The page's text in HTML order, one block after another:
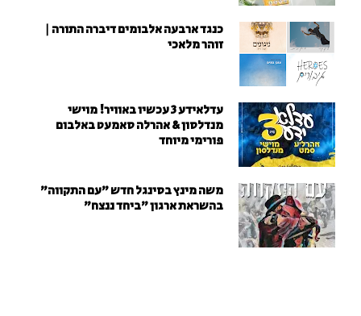
כנגד ארבעה אלבומים דיברה התורה |
זוהר מלאכי
עדלאידע 3 עכשיו באוויר! מוישי
מנדלסון & אהרלה סאמעט באלבום
פורימי מיוחד
משה מינץ בסינגל חדש ״עם התקווה״
בהשראת ארגון "ביחד ננצח"